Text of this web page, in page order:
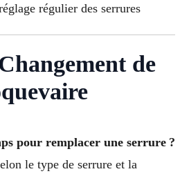
régulier des serrures
de
pour remplacer une serrure ?
le type de serrure et la